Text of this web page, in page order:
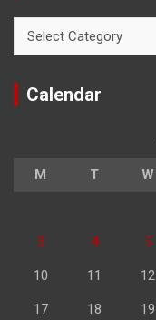
Calendar
M T W
3 4 5
10 11 12
17 18 19